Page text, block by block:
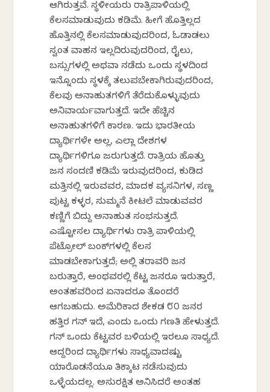
ಆಗಿರುತ್ತವೆ. ಸ್ಥಳೀಯರು ರಾತ್ರಿಪಾಳಿಯಲ್ಲಿ
ಕೆಲಸಮಾಡುವುದು ಕಡಿಮೆ. ಹೀಗೆ ಹೊತ್ತಿಲ್ಲದ
ಹೊತ್ತಿನಲ್ಲಿ ಕೆಲಸಮಾಡುವುದರಿಂದ, ಓಡಾಡಲು
ಸ್ವಂತ ವಾಹನ ಇಲ್ಲದಿರುವುದರಿಂದ, ರೈಲು,
ಬಸ್ಸುಗಳಲ್ಲಿ ಅಥವಾ ನಡೆದು ಒಂದು ಸ್ಥಳದಿಂದ
ಇನ್ನೊಂದು ಸ್ಥಳಕ್ಕೆ ತಲುಪಬೇಕಾಗಿರುವುದರಿಂದ,
ಕೆಲವು ಅನಾಹುತಗಳಿಗೆ ತೆರೆದುಕೊಳ್ಳುವುದು
ಅನಿವಾರ್ಯವಾಗುತ್ತದೆ. ಇದೇ ಹೆಚ್ಚಿನ
ಅನಾಹುತಗಳಿಗೆ ಕಾರಣ. ಇದು ಭಾರತೀಯ
ವಿದ್ಯಾರ್ಥಿಗಳೇ ಅಲ್ಲ, ಎಲ್ಲಾ ದೇಶಗಳ
ವಿದ್ಯಾರ್ಥಿಗಳಿಗೂ ಜರುಗುತ್ತದೆ. ರಾತ್ರಿಯ ಹೊತ್ತು
ಜನ ಸಂದಣಿ ಕಡಿಮೆ ಇರುವುದರಿಂದ, ಕುಡಿದ
ಮತ್ತಿನಲ್ಲಿ ಇರುವವರ, ಮಾದಕ ವ್ಯಸನಿಗಳ, ಸಣ್ಣ
ಪುಟ್ಟ ಕಳ್ಳರ, ಸುಮ್ಮನೆ ಕೀಟಲೆ ಮಾಡುವವರ
ಕಣ್ಣಿಗೆ ಬಿದ್ದು ಅನಾಹುತ ಸಂಭವಿಸುತ್ತದೆ.
ಎಷ್ಟೋಸಲ ವಿದ್ಯಾರ್ಥಿಗಳು ರಾತ್ರಿ ಪಾಳಿಯಲ್ಲಿ
ಪೆಟ್ರೋಲ್ ಬಂಕ್‌ಗಳಲ್ಲಿ ಕೆಲಸ
ಮಾಡಬೇಕಾಗುತ್ತದೆ; ಅಲ್ಲಿ ತರಾವರಿ ಜನ
ಬರುತ್ತಾರೆ, ಅಂಥವರಲ್ಲಿ ಕೆಟ್ಟ ಜನರೂ ಇರುತ್ತಾರೆ,
ಅಂತಹವರಿಂದ ಏನಾದರೂ ತೊಂದರೆ
ಆಗಬಹುದು. ಅಮೆರಿಕಾದ ಶೇಕಡ ೮೦ ಜನರ
ಹತ್ತಿರ ಗನ್ ಇದೆ, ಎಂದು ಒಂದು ಗಣತಿ ಹೇಳುತ್ತದೆ.
ಗನ್ ಒಂದು ಕೆಟ್ಟವರ ಬಳಿಯಲ್ಲಿ ಇರಲೂ ಸಾಧ್ಯವಿದೆ.
ಆದ್ದರಿಂದ ವಿದ್ಯಾರ್ಥಿಗಳು ಸಾಧ್ಯವಾದಷ್ಟು
ಯಾರೊಡನೆಯೂ ತಿಕ್ಕಾಟ ನಡೆಸುವುದು
ಒಳ್ಳೆಯದಲ್ಲ. ಅಸುರಕ್ಷಿತ ಅನಿಸಿದರೆ ಅಂತಹ